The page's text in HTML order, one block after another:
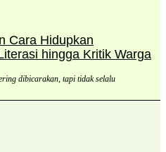
Cara Hidupkan
hingga Kritik Warga
dibicarakan, tapi tidak selalu